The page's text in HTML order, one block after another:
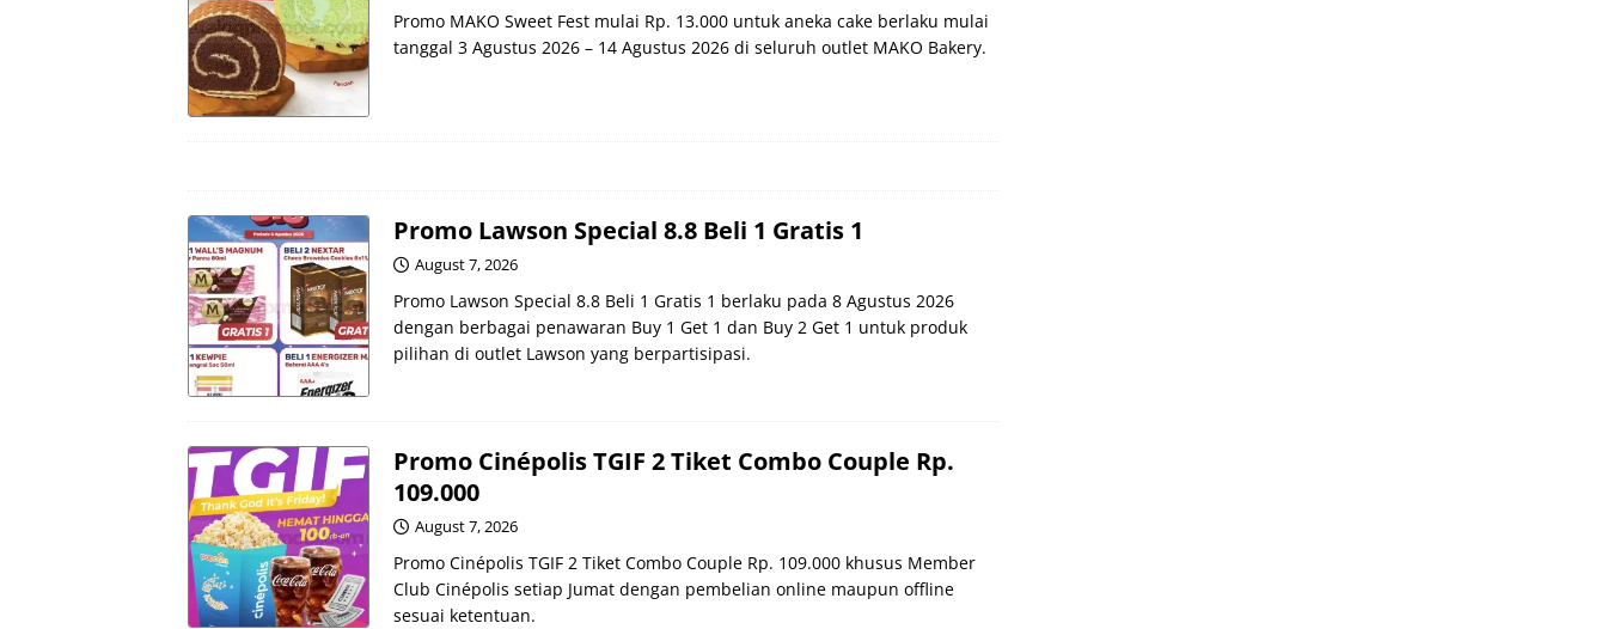
Promo MAKO Sweet Fest mulai Rp. 13.000 untuk aneka cake berlaku mulai
tanggal 3 Agustus 2026 – 14 Agustus 2026 di seluruh outlet MAKO Bakery.
Promo Lawson Special 8.8 Beli 1 Gratis 1
August 7, 2026
Promo Lawson Special 8.8 Beli 1 Gratis 1 berlaku pada 8 Agustus 2026
dengan berbagai penawaran Buy 1 Get 1 dan Buy 2 Get 1 untuk produk
pilihan di outlet Lawson yang berpartisipasi.
Promo Cinépolis TGIF 2 Tiket Combo Couple Rp.
109.000
August 7, 2026
Promo Cinépolis TGIF 2 Tiket Combo Couple Rp. 109.000 khusus Member
Club Cinépolis setiap Jumat dengan pembelian online maupun offline
sesuai ketentuan.